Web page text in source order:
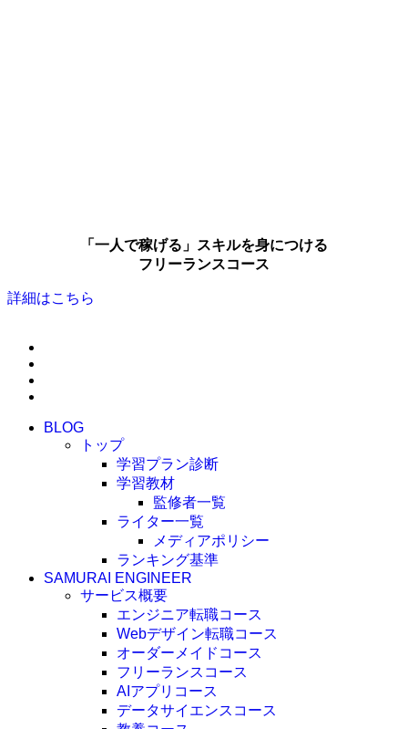
「一人で稼げる」スキルを身につける
フリーランスコース
詳細はこちら
BLOG
トップ
学習プラン診断
学習教材
監修者一覧
ライター一覧
メディアポリシー
ランキング基準
SAMURAI ENGINEER
サービス概要
エンジニア転職コース
Webデザイン転職コース
オーダーメイドコース
フリーランスコース
AIアプリコース
データサイエンスコース